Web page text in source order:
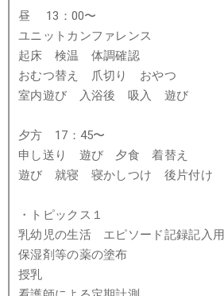
昼 13：00〜
ユニットカンファレンス
起床 検温 体調確認
おむつ替え 爪切り おやつ
室内遊び 入浴後 吸入 遊び
夕方 17：45〜
申し送り 遊び 夕食 着替え
遊び 就寝 寝かしつけ 後片付け
・トピックス１
乳幼児の生活 エピソード記録記入用
保湿剤等の薬の塗布
授乳